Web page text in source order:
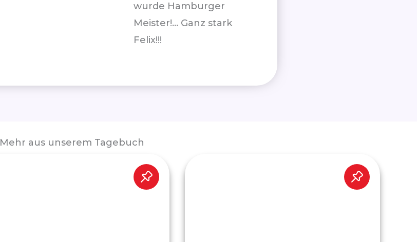
wurde Hamburger
Meister!… Ganz stark
Felix!!!
Mehr aus unserem Tagebuch